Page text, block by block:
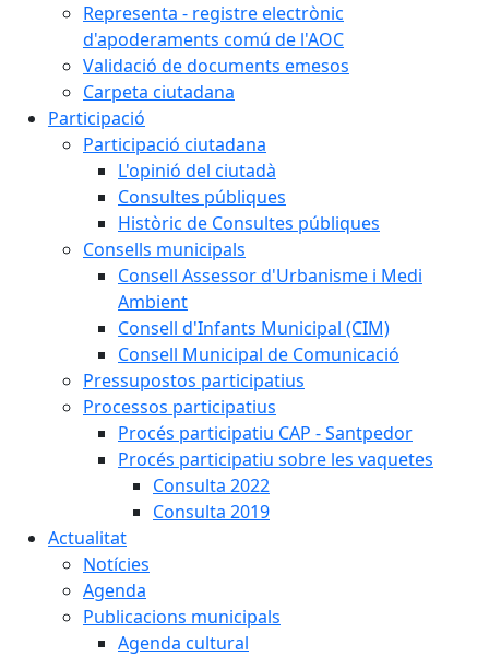
Representa - registre electrònic
d'apoderaments comú de l'AOC
Validació de documents emesos
Carpeta ciutadana
Participació
Participació ciutadana
L'opinió del ciutadà
Consultes públiques
Històric de Consultes públiques
Consells municipals
Consell Assessor d'Urbanisme i Medi
Ambient
Consell d'Infants Municipal (CIM)
Consell Municipal de Comunicació
Pressupostos participatius
Processos participatius
Procés participatiu CAP - Santpedor
Procés participatiu sobre les vaquetes
Consulta 2022
Consulta 2019
Actualitat
Notícies
Agenda
Publicacions municipals
Agenda cultural